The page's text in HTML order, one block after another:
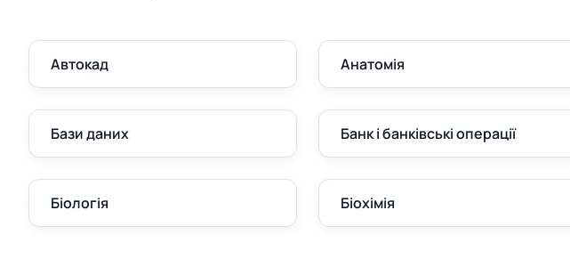
Автокад Анатомія
Бази даних Банк і банківські операції
Біологія Біохімія